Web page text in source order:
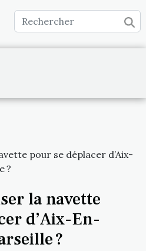
pour se déplacer d’Aix-
?
la navette
d’Aix-En-
?